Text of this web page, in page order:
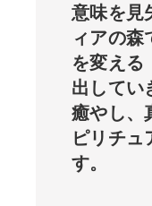
意味を見
ィアの森
を変える
出してい
癒やし、
ピリチュ
す。